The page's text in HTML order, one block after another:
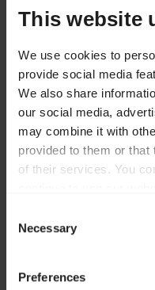
This website
We use cookies to
provide social media
We also share
our social media,
may combine it with
provided to them or that
of their services. You
Privacy Policy at
Selection
Necessary
Preferences
Hoi Elsbeth,
Je kunt het beste de
plaats van dit overlaten
plaats en waarde ook
Alleen zul je dan een
Hopelijk heb je hier iets